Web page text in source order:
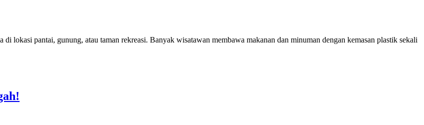
lokasi pantai, gunung, atau taman rekreasi. Banyak wisatawan membawa makanan dan minuman dengan kemasan plastik sekali